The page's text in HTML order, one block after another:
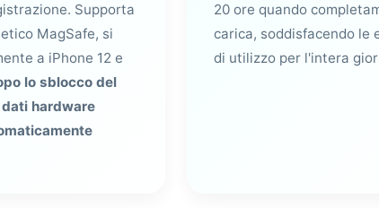
Supporta
MagSafe, si
a iPhone 12 e
lo sblocco del
hardware
20 ore quando
carica, soddisfacendo le
di utilizzo per l'intera